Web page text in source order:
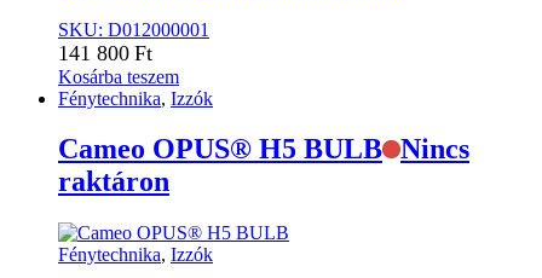
SKU: D012000001
141 800 Ft
Kosárba teszem
Fénytechnika, Izzók
Cameo OPUS® H5 BULB Nincs
raktáron
Fénytechnika, Izzók